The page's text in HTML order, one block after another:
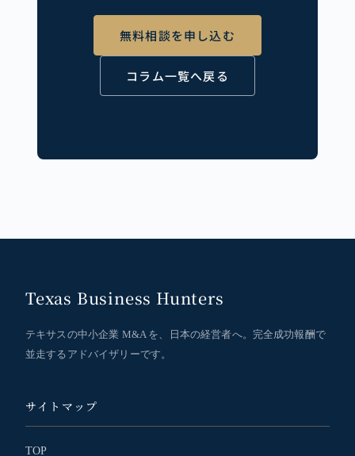
無料相談を申し込む
コラム一覧へ戻る
Texas Business Hunters
テキサスの中小企業 M&A を、日本の経営者へ。完全成功報酬で
並走するアドバイザリーです。
サイトマップ
TOP